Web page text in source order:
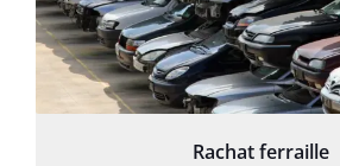
Rachat ferraille